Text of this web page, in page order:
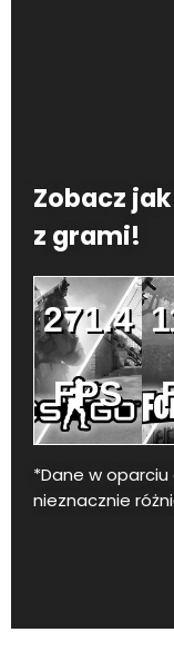
Zobacz
z grami!
271.4
FPS
*Dane w
nieznacznie